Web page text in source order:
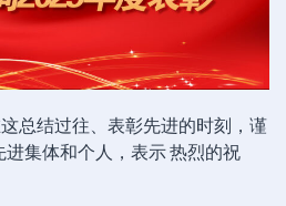
总结过往、表彰先进的时刻，谨
集体和个人，表示 热烈的祝